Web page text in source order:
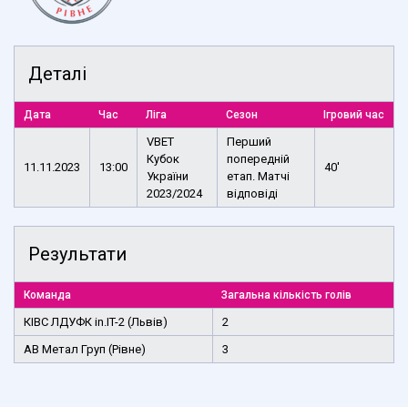
Деталі
Дата Час Ліга Сезон Ігровий час
11.11.2023 13:00
VBET
Кубок
України
2023/2024
Перший
попередній
етап. Матчі
відповіді
40'
Результати
Команда Загальна кількість голів
КІВС ЛДУФК in.IT-2 (Львів)
2
АВ Метал Груп (Рівне)
3